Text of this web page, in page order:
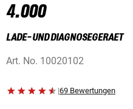
4.000
LADE- UND DIAGNOSEGERAET
Art. No. 10020102
|69 Bewertungen